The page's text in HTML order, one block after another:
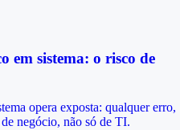
em sistema: o risco de
opera exposta: qualquer erro,
negócio, não só de TI.